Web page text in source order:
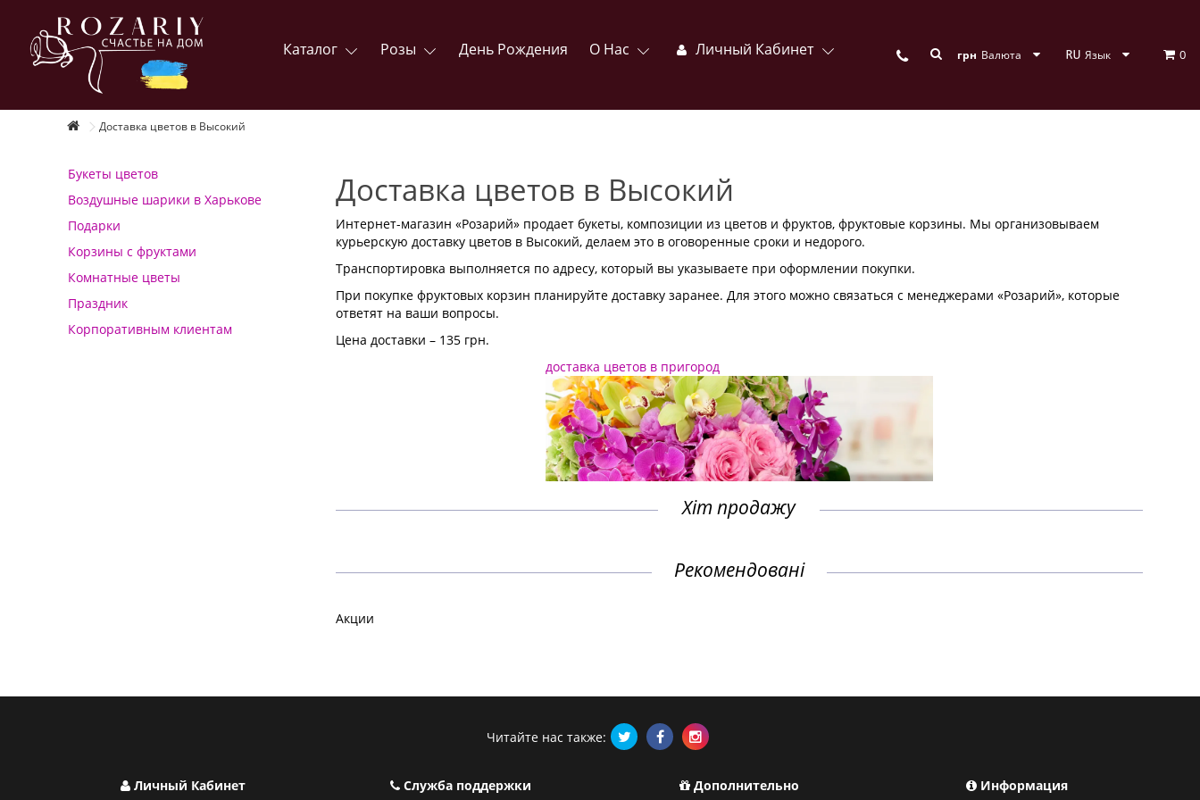
Каталог Розы День Рождения О Нас Личный Кабинет грн Валюта Язык 0
Доставка цветов в Высокий
Букеты цветов
Воздушные шарики в Харькове
Подарки
Корзины с фруктами
Комнатные цветы
Праздник
Корпоративным клиентам
Доставка цветов в Высокий
Интернет-магазин «Розарий» продает букеты, композиции из цветов и фруктов, фруктовые корзины. Мы организовываем
курьерскую доставку цветов в Высокий, делаем это в оговоренные сроки и недорого.
Транспортировка выполняется по адресу, который вы указываете при оформлении покупки.
При покупке фруктовых корзин планируйте доставку заранее. Для этого можно связаться с менеджерами «Розарий», которые
ответят на ваши вопросы.
Цена доставки – 135 грн.
доставка цветов в пригород
Хіт продажу
Рекомендовані
Акции
Читайте нас также:
Личный Кабинет
Служба поддержки
Дополнительно
Информация